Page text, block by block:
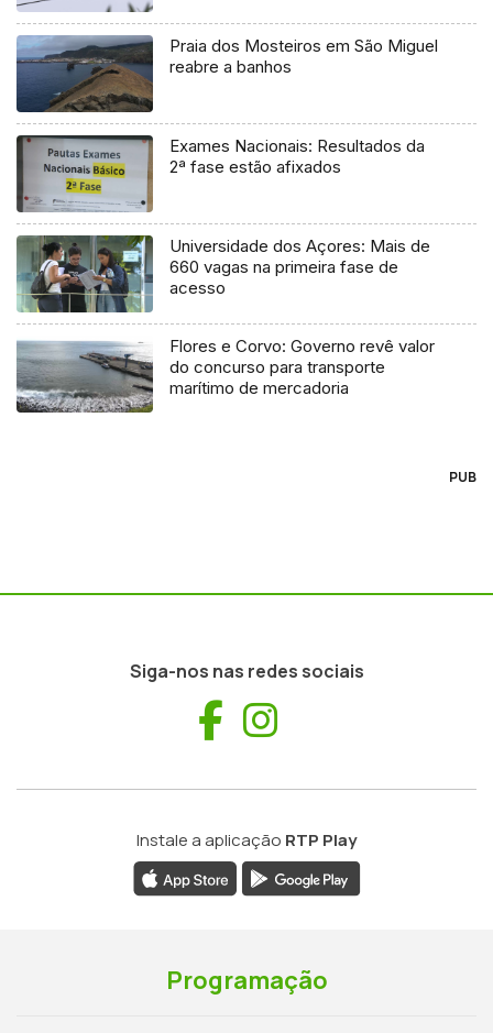
Praia dos Mosteiros em São Miguel
reabre a banhos
Exames Nacionais: Resultados da
2ª fase estão afixados
Universidade dos Açores: Mais de
660 vagas na primeira fase de
acesso
Flores e Corvo: Governo revê valor
do concurso para transporte
marítimo de mercadoria
PUB
Siga-nos nas redes sociais
Facebook
Instale a aplicação RTP Play
Programação